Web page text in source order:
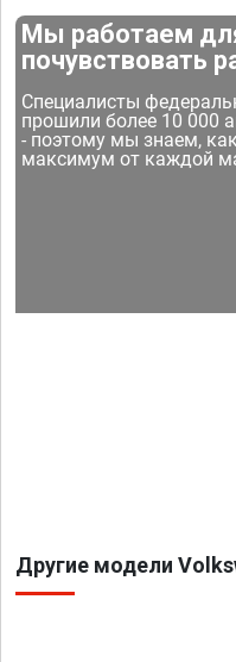
Мы работаем
почувствовать
Специалисты
прошили более 10 000
- поэтому мы знаем,
максимум от каждой
Другие модели